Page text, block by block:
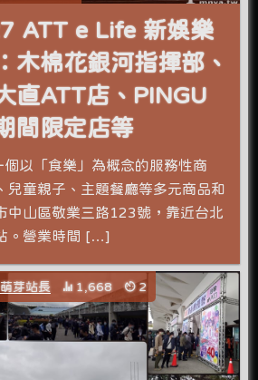
ATT e Life 新娛樂
木棉花銀河指揮部、
直ATT店、PINGU
間限定店等
個以「食樂」為概念的服務性商
兒童親子、主題餐廳等多元商品和
中山區敬業三路123號，靠近台北
。營業時間 […]
萌芽站長 1,668 2